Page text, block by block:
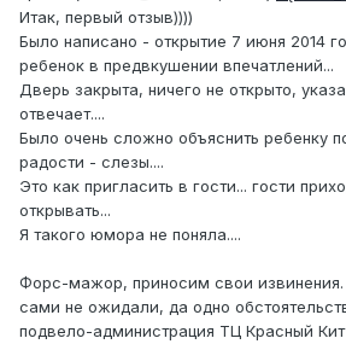
Итак, первый отзыв))))
Было написано - открытие 7 июня 2014
ребенок в предвкушении впечатлений...
Дверь закрыта, ничего не открыто,
отвечает....
Было очень сложно объяснить ребенку
радости - слезы....
Это как пригласить в гости... гости
открывать...
Я такого юмора не поняла....
Форс-мажор, приносим свои извинения.
сами не ожидали, да одно
подвело-администрация ТЦ Красный